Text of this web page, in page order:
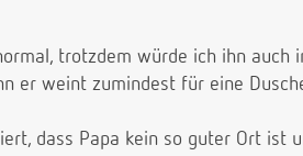
trotzdem würde ich ihn auch
er weint zumindest für eine
dass Papa kein so guter Ort ist